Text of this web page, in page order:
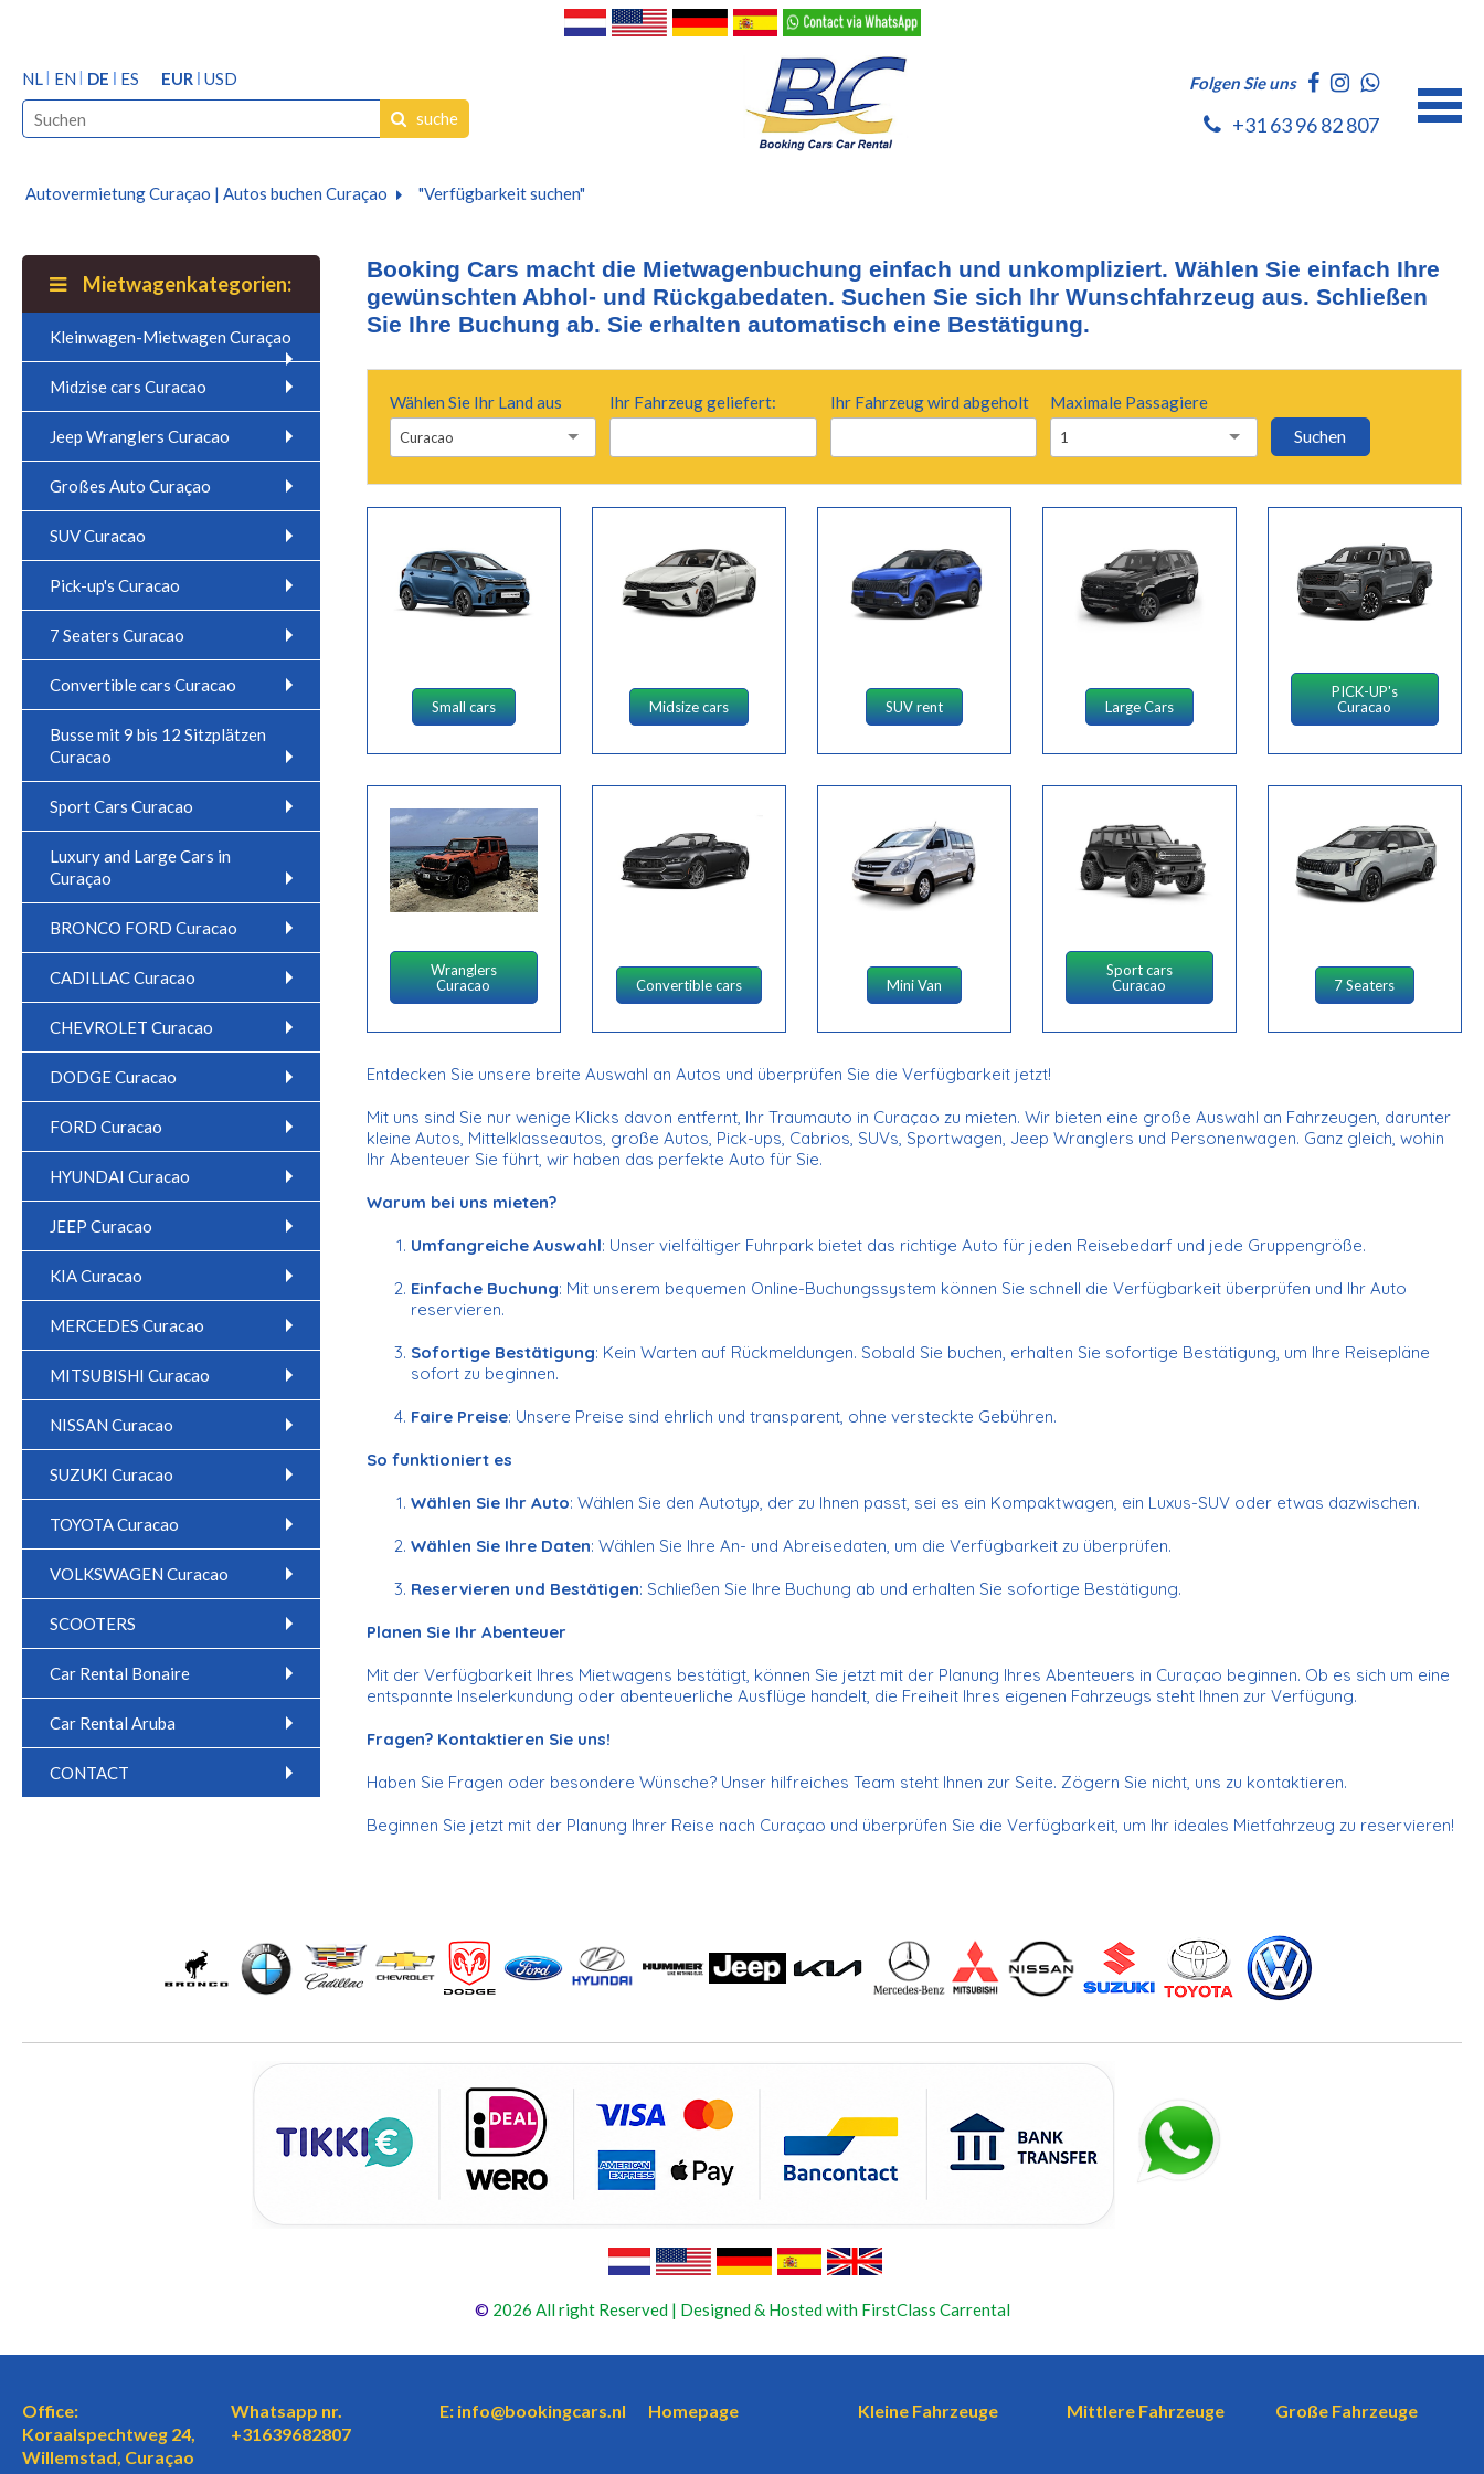
NL EN DE ES EUR USD
suche
Folgen Sie uns
+31 63 96 82 807
Autovermietung Curaçao | Autos buchen Curaçao "Verfügbarkeit suchen"
Mietwagenkategorien:
Kleinwagen-Mietwagen Curaçao
Midzise cars Curacao
Jeep Wranglers Curacao
Großes Auto Curaçao
SUV Curacao
Pick-up's Curacao
7 Seaters Curacao
Convertible cars Curacao
Busse mit 9 bis 12 Sitzplätzen
Curacao
Sport Cars Curacao
Luxury and Large Cars in
Curaçao
BRONCO FORD Curacao
CADILLAC Curacao
CHEVROLET Curacao
DODGE Curacao
FORD Curacao
HYUNDAI Curacao
JEEP Curacao
KIA Curacao
MERCEDES Curacao
MITSUBISHI Curacao
NISSAN Curacao
SUZUKI Curacao
TOYOTA Curacao
VOLKSWAGEN Curacao
SCOOTERS
Car Rental Bonaire
Car Rental Aruba
CONTACT
Booking Cars macht die Mietwagenbuchung einfach und unkompliziert. Wählen Sie einfach Ihre
gewünschten Abhol- und Rückgabedaten. Suchen Sie sich Ihr Wunschfahrzeug aus. Schließen
Sie Ihre Buchung ab. Sie erhalten automatisch eine Bestätigung.
Wählen Sie Ihr Land aus
Curacao
Ihr Fahrzeug geliefert: Ihr Fahrzeug wird abgeholt Maximale Passagiere
1 Suchen
Small cars Midsize cars SUV rent Large Cars
PICK-UP's
Curacao
Wranglers
Curacao
Convertible cars Mini Van
Sport cars
Curacao
7 Seaters
Entdecken Sie unsere breite Auswahl an Autos und überprüfen Sie die Verfügbarkeit jetzt!
Mit uns sind Sie nur wenige Klicks davon entfernt, Ihr Traumauto in Curaçao zu mieten. Wir bieten eine große Auswahl an Fahrzeugen, darunter
kleine Autos, Mittelklasseautos, große Autos, Pick-ups, Cabrios, SUVs, Sportwagen, Jeep Wranglers und Personenwagen. Ganz gleich, wohin
Ihr Abenteuer Sie führt, wir haben das perfekte Auto für Sie.
Warum bei uns mieten?
Umfangreiche Auswahl: Unser vielfältiger Fuhrpark bietet das richtige Auto für jeden Reisebedarf und jede Gruppengröße.
Einfache Buchung: Mit unserem bequemen Online-Buchungssystem können Sie schnell die Verfügbarkeit überprüfen und Ihr Auto
reservieren.
Sofortige Bestätigung: Kein Warten auf Rückmeldungen. Sobald Sie buchen, erhalten Sie sofortige Bestätigung, um Ihre Reisepläne
sofort zu beginnen.
Faire Preise: Unsere Preise sind ehrlich und transparent, ohne versteckte Gebühren.
So funktioniert es
Wählen Sie Ihr Auto: Wählen Sie den Autotyp, der zu Ihnen passt, sei es ein Kompaktwagen, ein Luxus-SUV oder etwas dazwischen.
Wählen Sie Ihre Daten: Wählen Sie Ihre An- und Abreisedaten, um die Verfügbarkeit zu überprüfen.
Reservieren und Bestätigen: Schließen Sie Ihre Buchung ab und erhalten Sie sofortige Bestätigung.
Planen Sie Ihr Abenteuer
Mit der Verfügbarkeit Ihres Mietwagens bestätigt, können Sie jetzt mit der Planung Ihres Abenteuers in Curaçao beginnen. Ob es sich um eine
entspannte Inselerkundung oder abenteuerliche Ausflüge handelt, die Freiheit Ihres eigenen Fahrzeugs steht Ihnen zur Verfügung.
Fragen? Kontaktieren Sie uns!
Haben Sie Fragen oder besondere Wünsche? Unser hilfreiches Team steht Ihnen zur Seite. Zögern Sie nicht, uns zu kontaktieren.
Beginnen Sie jetzt mit der Planung Ihrer Reise nach Curaçao und überprüfen Sie die Verfügbarkeit, um Ihr ideales Mietfahrzeug zu reservieren!
© 2026 All right Reserved | Designed & Hosted with FirstClass Carrental
Office:
Koraalspechtweg 24,
Willemstad, Curaçao
Whatsapp nr.
+31639682807
E: info@bookingcars.nl Homepage Kleine Fahrzeuge Mittlere Fahrzeuge Große Fahrzeuge